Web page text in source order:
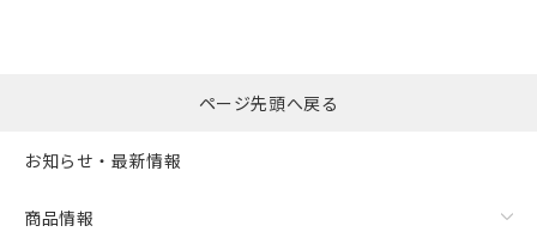
ページ先頭へ戻る
お知らせ・最新情報
商品情報